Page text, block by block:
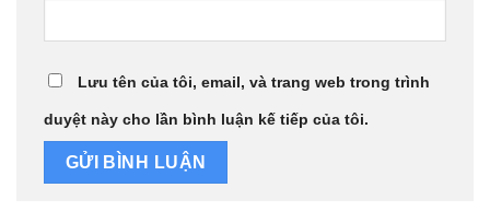
Lưu tên của tôi, email, và trang web trong trình
duyệt này cho lần bình luận kế tiếp của tôi.